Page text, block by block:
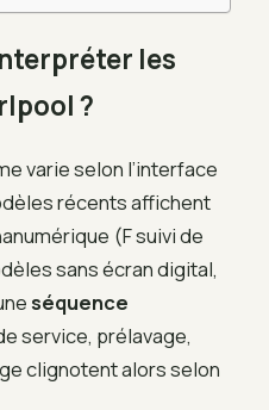
les
?
varie selon l’interface
récents affichent
(F suivi de
sans écran digital,
séquence
service, prélavage,
clignotent alors selon